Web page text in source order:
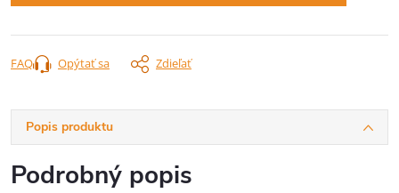
Opýtať sa Zdieľať
FAQ
Popis produktu
Podrobný popis